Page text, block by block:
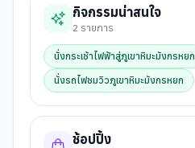
กิจกรรมน่าสนใจ
2 รายการ
นั่งกระเช้าไฟฟ้าสู่ภูเขาหิมะมังกรหยก
นั่งรถไฟชมวิวภูเขาหิมะมังกรหยก
ช้อปปิ้ง